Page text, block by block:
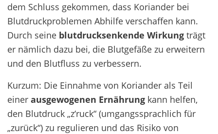
dem Schluss gekommen, dass Koriander bei
Blutdruckproblemen Abhilfe verschaffen kann.
Durch seine blutdrucksenkende Wirkung trägt
er nämlich dazu bei, die Blutgefäße zu erweitern
und den Blutfluss zu verbessern.
Kurzum: Die Einnahme von Koriander als Teil
einer ausgewogenen Ernährung kann helfen,
den Blutdruck „z‘ruck“ (umgangssprachlich für
„zurück“) zu regulieren und das Risiko von